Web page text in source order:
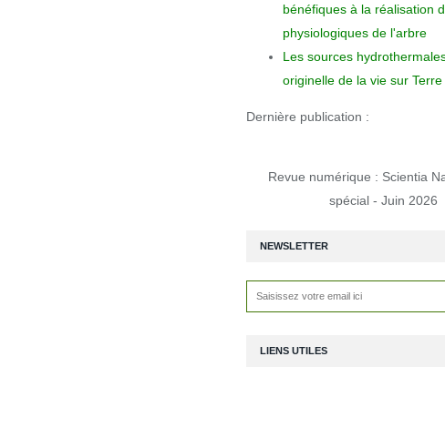
NEWSLETTER
bénéfiques à la réalisation
physiologiques de l'arbre
Les sources
originelle de la vie sur Terre
Dernière publication :
Revue numérique : Scientia
spécial - Juin 2026
LIENS UTILES